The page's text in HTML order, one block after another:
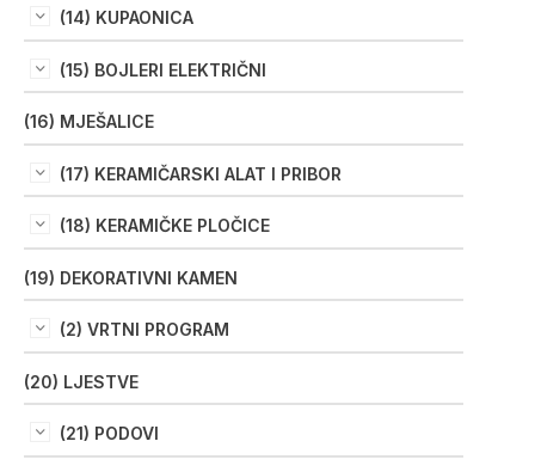
(14) KUPAONICA
(15) BOJLERI ELEKTRIČNI
(16) MJEŠALICE
(17) KERAMIČARSKI ALAT I PRIBOR
(18) KERAMIČKE PLOČICE
(19) DEKORATIVNI KAMEN
(2) VRTNI PROGRAM
(20) LJESTVE
(21) PODOVI